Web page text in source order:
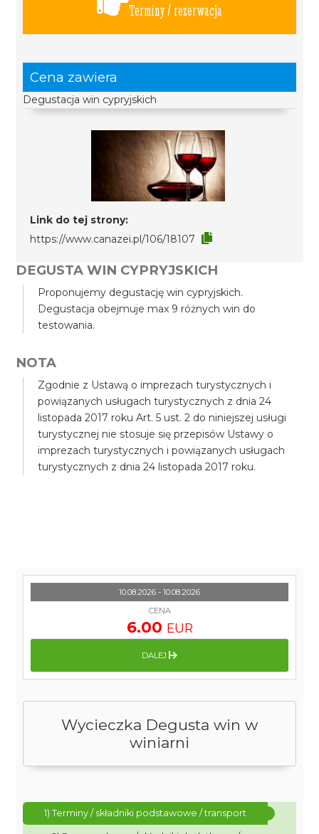
Terminy / rezerwacja
Cena zawiera
Degustacja win cypryjskich
Link do tej strony:
https://www.canazei.pl/106/18107
DEGUSTA WIN CYPRYJSKICH
Proponujemy degustację win cypryjskich.
Degustacja obejmuje max 9 różnych win do
testowania.
NOTA
Zgodnie z Ustawą o imprezach turystycznych i
powiązanych usługach turystycznych z dnia 24
listopada 2017 roku Art. 5 ust. 2 do niniejszej usługi
turystycznej nie stosuje się przepisów Ustawy o
imprezach turystycznych i powiązanych usługach
turystycznych z dnia 24 listopada 2017 roku.
Wycieczka Degusta win w
winiarni
1) Terminy / składniki podstawowe / transport
10.08.2026 - 10.08.2026
CENA
6.00 EUR
DALEJ